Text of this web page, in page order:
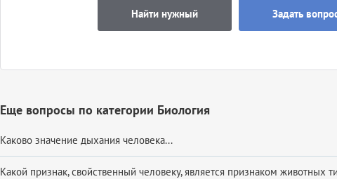
Найти нужный Задать
Еще вопросы по категории Биология
Каково значение дыхания человека...
Какой признак, свойственный человеку, является признаком животных